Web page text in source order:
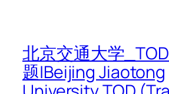
北京交通大学
题|Beijing Jiaotong